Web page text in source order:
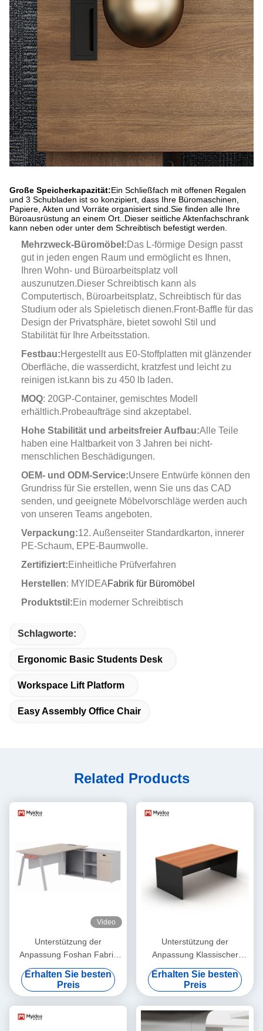
Große Speicherkapazität:Ein Schließfach mit offenen Regalen
und 3 Schubladen ist so konzipiert, dass Ihre Büromaschinen,
Papiere, Akten und Vorräte organisiert sind. Sie finden alle Ihre
Büroausrüstung an einem Ort. Dieser seitliche Aktenfachschrank
kann neben oder unter dem Schreibtisch befestigt werden.
Mehrzweck-Büromöbel:Das L-förmige Design passt
gut in jeden engen Raum und ermöglicht es Ihnen,
Ihren Wohn- und Büroarbeitsplatz voll
auszunutzen.Dieser Schreibtisch kann als
Computertisch, Büroarbeitsplatz, Schreibtisch für das
Studium oder als Spieletisch dienen.Front-Baffle für das
Design der Privatsphäre, bietet sowohl Stil und
Stabilität für Ihre Arbeitsstation.
Festbau:Hergestellt aus E0-Stoffplatten mit glänzender
Oberfläche, die wasserdicht, kratzfest und leicht zu
reinigen ist.kann bis zu 450 lb laden.
MOQ: 20GP-Container, gemischtes Modell
erhältlich.Probeaufträge sind akzeptabel.
Hohe Stabilität und arbeitsfreier Aufbau:Alle Teile
haben eine Haltbarkeit von 3 Jahren bei nicht-
menschlichen Beschädigungen.
OEM- und ODM-Service:Unsere Entwürfe können den
Grundriss für Sie erstellen, wenn Sie uns das CAD
senden, und geeignete Möbelvorschläge werden auch
von unseren Teams angeboten.
Verpackung:12. Außenseiter Standardkarton, innerer
PE-Schaum, EPE-Baumwolle.
Zertifiziert:Einheitliche Prüfverfahren
Herstellen: MYIDEAFabrik für Büromöbel
Produktstil:Ein moderner Schreibtisch
Schlagworte:
Ergonomic Basic Students Desk
Workspace Lift Platform
Easy Assembly Office Chair
Related Products
Video
Unterstützung der
Anpassung Foshan Fabrik
Myidea Modern 4 Personen
Büromöbel Arbeitsplatz Tisch
Mit Metallbein, Personal
Executive Modern Office
Arbeitsplatz Schreibtisch
Erhalten Sie besten
Preis
Unterstützung der
Anpassung Klassischer
Executive Desk mit
Schränken, Schubladen,
Datei- und Datenspeicher,
Firmencomputer, Büro-
Schreibtisch, Manager-
Erhalten Sie besten
Preis